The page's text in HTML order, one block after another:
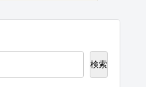
検索